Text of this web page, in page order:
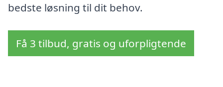
bedste løsning til dit behov.
Få 3 tilbud, gratis og uforpligtende